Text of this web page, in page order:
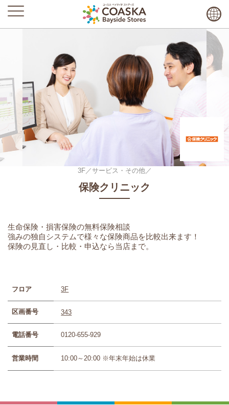
3F／サービス・その他／
保険クリニック
生命保険・損害保険の無料保険相談
強みの独自システムで様々な保険商品を比較出来ます！
保険の見直し・比較・申込なら当店まで。
フロア 3F
区画番号 343
電話番号 0120-655-929
営業時間 10:00～20:00 ※年末年始は休業